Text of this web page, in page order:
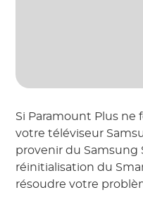
Si Paramount Plus
votre téléviseur
provenir du Samsung
réinitialisation du
résoudre votre